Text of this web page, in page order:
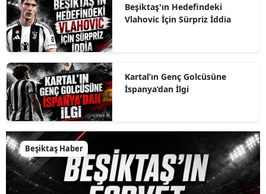
Beşiktaş'ın Hedefindeki
Vlahovic İçin Sürpriz İddia
Kartal’ın Genç Golcüsüne
İspanya’dan İlgi
Beşiktaş Haber